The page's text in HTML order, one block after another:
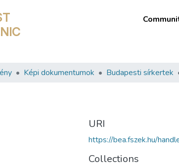
Képi dokumentumok Budapesti sírkertek
URI
https://bea.fszek.hu/
Collections